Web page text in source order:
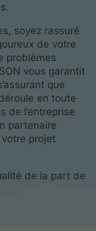
soyez rassuré
de votre
problèmes
vous garantit
que
en toute
de l’entreprise
partenaire
projet
de la part de